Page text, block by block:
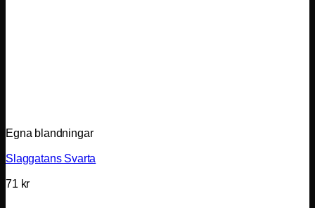
Egna blandningar
Slaggatans Svarta
71 kr